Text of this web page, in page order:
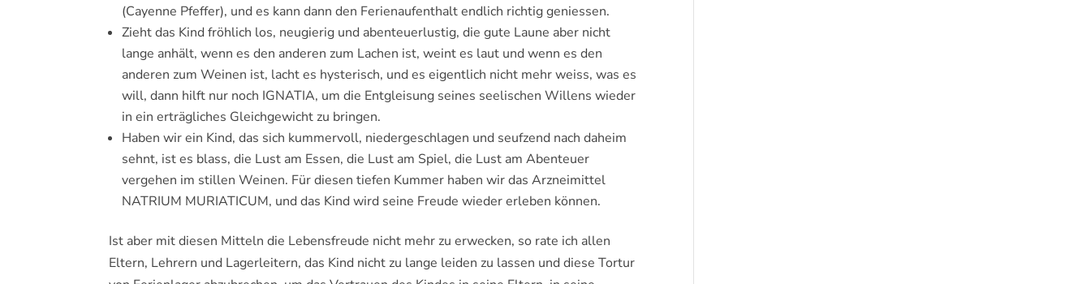
(Cayenne Pfeffer), und es kann dann den Ferienaufenthalt endlich richtig geniessen.
Zieht das Kind fröhlich los, neugierig und abenteuerlustig, die gute Laune aber nicht
lange anhält, wenn es den anderen zum Lachen ist, weint es laut und wenn es den
anderen zum Weinen ist, lacht es hysterisch, und es eigentlich nicht mehr weiss, was es
will, dann hilft nur noch IGNATIA, um die Entgleisung seines seelischen Willens wieder
in ein erträgliches Gleichgewicht zu bringen.
Haben wir ein Kind, das sich kummervoll, niedergeschlagen und seufzend nach daheim
sehnt, ist es blass, die Lust am Essen, die Lust am Spiel, die Lust am Abenteuer
vergehen im stillen Weinen. Für diesen tiefen Kummer haben wir das Arzneimittel
NATRIUM MURIATICUM, und das Kind wird seine Freude wieder erleben können.
Ist aber mit diesen Mitteln die Lebensfreude nicht mehr zu erwecken, so rate ich allen
Eltern, Lehrern und Lagerleitern, das Kind nicht zu lange leiden zu lassen und diese Tortur